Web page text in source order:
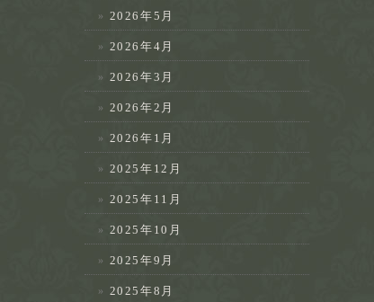
2026年5月
2026年4月
2026年3月
2026年2月
2026年1月
2025年12月
2025年11月
2025年10月
2025年9月
2025年8月